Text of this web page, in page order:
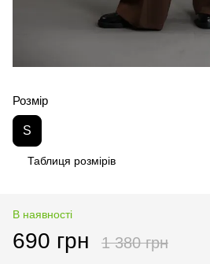
Розмір
S
Таблиця розмірів
В наявності
690 грн 1 380 грн